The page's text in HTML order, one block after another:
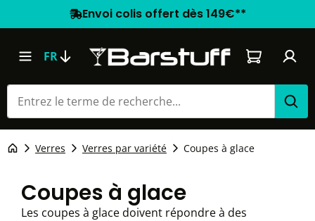
Envoi colis offert dès 149€**
FR Le panier
Verres Verres par variété Coupes à glace
Coupes à glace
Les coupes à glace doivent répondre à des